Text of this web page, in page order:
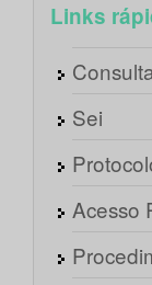
Links
Sei
Acesso